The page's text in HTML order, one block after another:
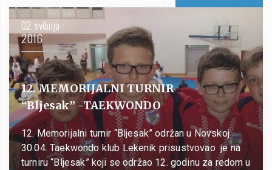
02. svibnja
2016
12. MEMORIJALNI TURNIR
“Bljesak” -TAEKWONDO
12. Memorijalni turnir “Bljesak” održan u Novskoj
30.04. Taekwondo klub Lekenik prisustvovao je na
turniru “Bljesak” koji se održao 12. godinu za redom u